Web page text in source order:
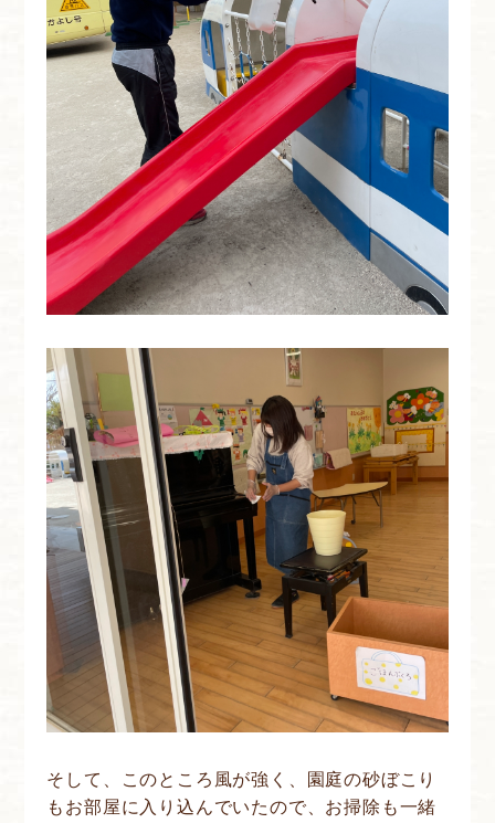
そして、このところ風が強く、園庭の砂ぼこり
もお部屋に入り込んでいたので、お掃除も一緒